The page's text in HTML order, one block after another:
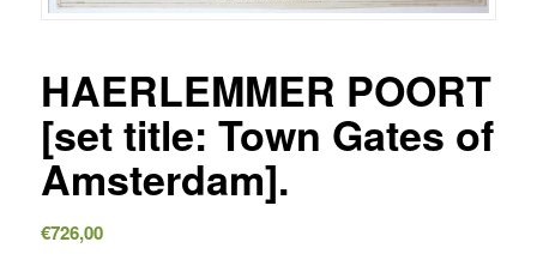
HAERLEMMER POORT
[set title: Town Gates of
Amsterdam].
€726,00